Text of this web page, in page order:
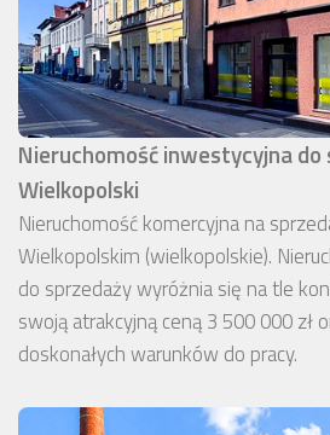
Nieruchomość inwestycyjna
Wielkopolski
Nieruchomość komercyjna na
Wielkopolskim (wielkopolskie).
do sprzedaży wyróżnia się na tle
swoją atrakcyjną ceną 3 500 000 zł
doskonałych warunków do pracy.